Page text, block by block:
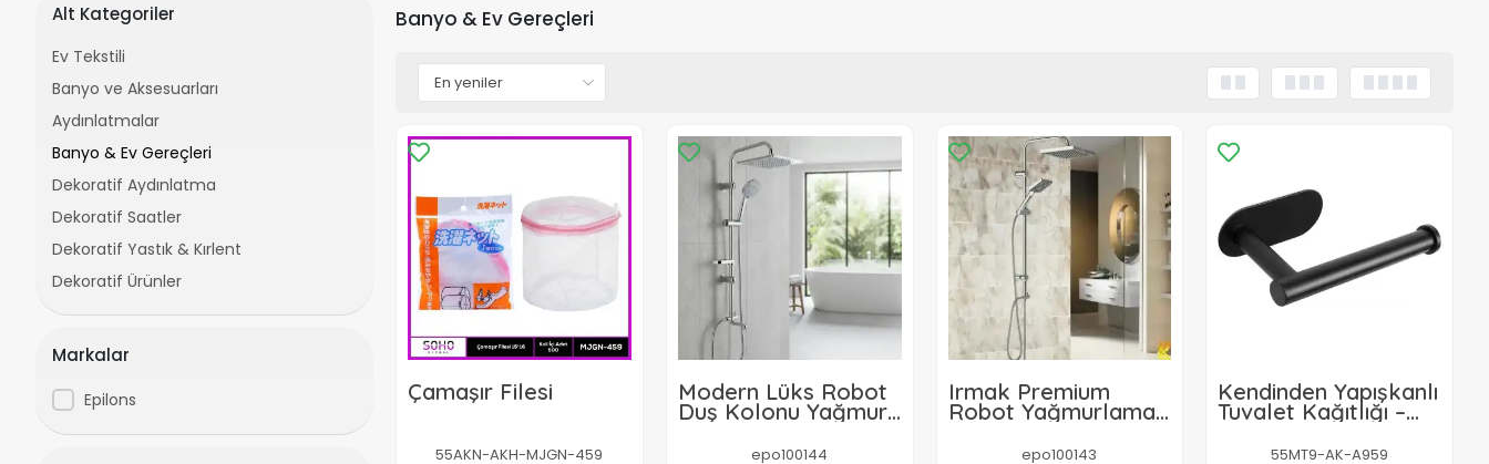
Alt Kategoriler
Ev Tekstili
Banyo ve Aksesuarları
Aydınlatmalar
Banyo & Ev Gereçleri
Dekoratif Aydınlatma
Dekoratif Saatler
Dekoratif Yastık & Kırlent
Dekoratif Ürünler
Markalar
Epilons
Banyo & Ev Gereçleri
Çamaşır Filesi
55AKN-AKH-MJGN-459
Modern Lüks Robot
Duş Kolonu Yağmur
Tepe Duş Seti
epo100144
Irmak Premium
Robot Yağmurlama
Tepe Duş Sistemi –
Modern Banyo
epo100143
Kendinden Yapışkanlı
Tuvalet Kağıtlığı –
Mat Siyah Modern
Banyo Rulo Askısı
55MT9-AK-A959